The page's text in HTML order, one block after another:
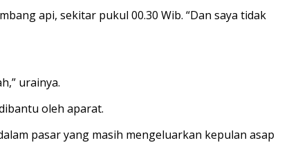
api, sekitar pukul 00.30 Wib. “Dan saya tidak
urainya.
oleh aparat.
pasar yang masih mengeluarkan kepulan asap